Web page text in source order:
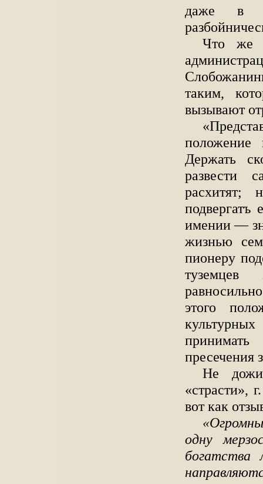
даже в
Что же
таким,
вызывают
положение
Держать
развести
расхитят;
имении —
жизнью
пионеру
этого
пресечения
Не
«страсти»,
вот как
одну